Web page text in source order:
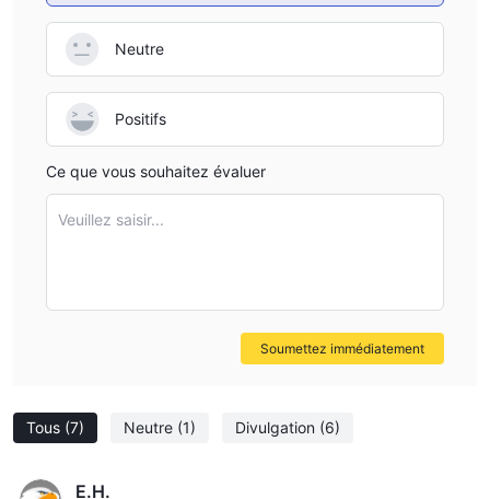
Tous (7) Neutre (1) Divulgation (6)
E.H.
Neutre
Positifs
Ce que vous souhaitez évaluer
Veuillez saisir...
Soumettez immédiatement